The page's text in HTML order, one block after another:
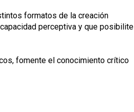
formatos de la creación
perceptiva y que posibilite
fomente el conocimiento crítico